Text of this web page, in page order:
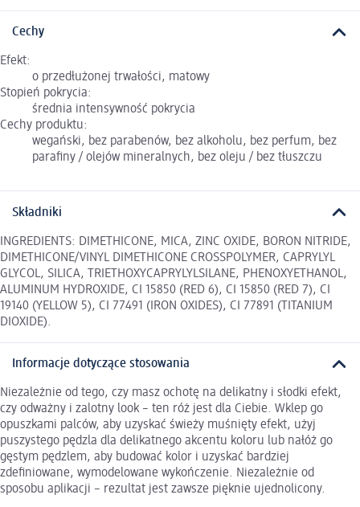
Cechy
Efekt:
o przedłużonej trwałości, matowy
Stopień pokrycia:
średnia intensywność pokrycia
Cechy produktu:
wegański, bez parabenów, bez alkoholu, bez perfum, bez
parafiny / olejów mineralnych, bez oleju / bez tłuszczu
Składniki
INGREDIENTS: DIMETHICONE, MICA, ZINC OXIDE, BORON NITRIDE,
DIMETHICONE/VINYL DIMETHICONE CROSSPOLYMER, CAPRYLYL
GLYCOL, SILICA, TRIETHOXYCAPRYLYLSILANE, PHENOXYETHANOL,
ALUMINUM HYDROXIDE, CI 15850 (RED 6), CI 15850 (RED 7), CI
19140 (YELLOW 5), CI 77491 (IRON OXIDES), CI 77891 (TITANIUM
DIOXIDE).
Informacje dotyczące stosowania
Niezależnie od tego, czy masz ochotę na delikatny i słodki efekt,
czy odważny i zalotny look – ten róż jest dla Ciebie. Wklep go
opuszkami palców, aby uzyskać świeży muśnięty efekt, użyj
puszystego pędzla dla delikatnego akcentu koloru lub nałóż go
gęstym pędzlem, aby budować kolor i uzyskać bardziej
zdefiniowane, wymodelowane wykończenie. Niezależnie od
sposobu aplikacji – rezultat jest zawsze pięknie ujednolicony.